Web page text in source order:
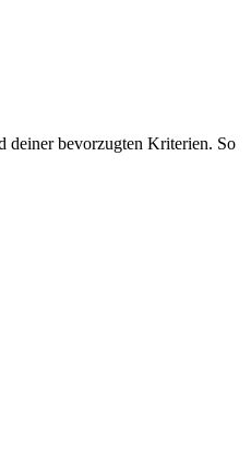
deiner bevorzugten Kriterien. So